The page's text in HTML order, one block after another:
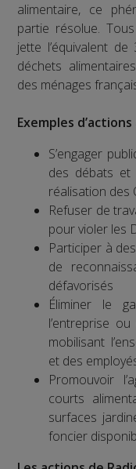
alimentaire, ce
partie résolue.
jette l’équivalent
déchets
des ménages
Exemples
S’engager
des débats et
réalisation des
Refuser de
pour violer les
Participer à
de
défavorisés
Éliminer le
l’entreprise
mobilisant
et des
Promouvoir
courts
surfaces
foncier